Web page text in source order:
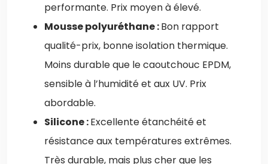
performante. Prix moyen à élevé.
Mousse polyuréthane :Bon rapport
qualité-prix, bonne isolation thermique.
Moins durable que le caoutchouc EPDM,
sensible à l’humidité et aux UV. Prix
abordable.
Silicone :Excellente étanchéité et
résistance aux températures extrêmes.
Très durable, mais plus cher que les